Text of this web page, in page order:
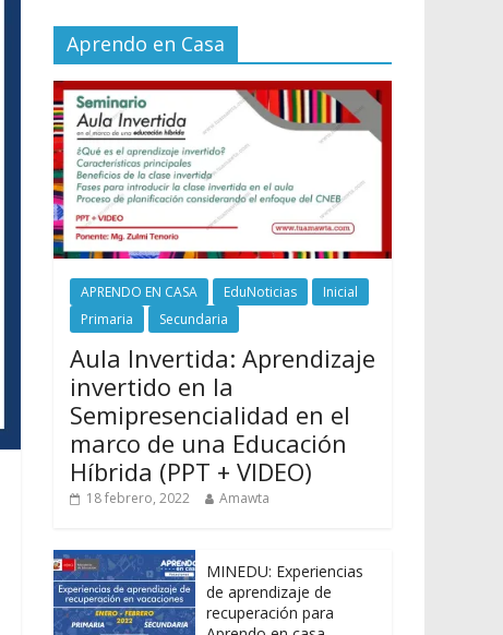
Aprendo en Casa
APRENDO EN CASA EduNoticias
Inicial
Primaria
Secundaria
Aula Invertida: Aprendizaje
invertido en la
Semipresencialidad en el
marco de una Educación
Híbrida (PPT + VIDEO)
18 febrero, 2022 Amawta
MINEDU: Experiencias
de aprendizaje de
recuperación para